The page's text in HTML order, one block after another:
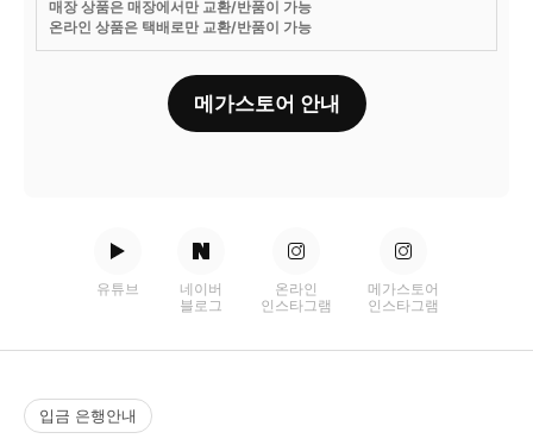
매장 상품은 매장에서만 교환/반품이 가능
온라인 상품은 택배로만 교환/반품이 가능
메가스토어 안내
유튜브
네이버
블로그
온라인
인스타그램
메가스토어
인스타그램
입금 은행안내